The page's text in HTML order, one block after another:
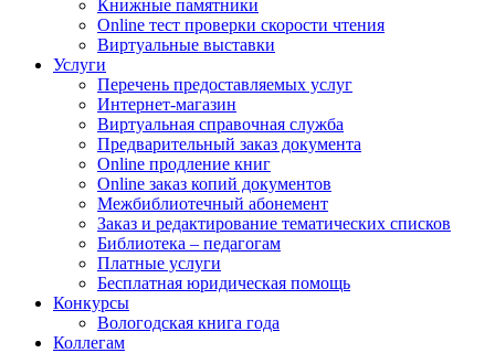
Книжные памятники
Online тест проверки скорости чтения
Виртуальные выставки
Услуги
Перечень предоставляемых услуг
Интернет-магазин
Виртуальная справочная служба
Предварительный заказ документа
Online продление книг
Online заказ копий документов
Межбиблиотечный абонемент
Заказ и редактирование тематических списков
Библиотека – педагогам
Платные услуги
Бесплатная юридическая помощь
Конкурсы
Вологодская книга года
Коллегам